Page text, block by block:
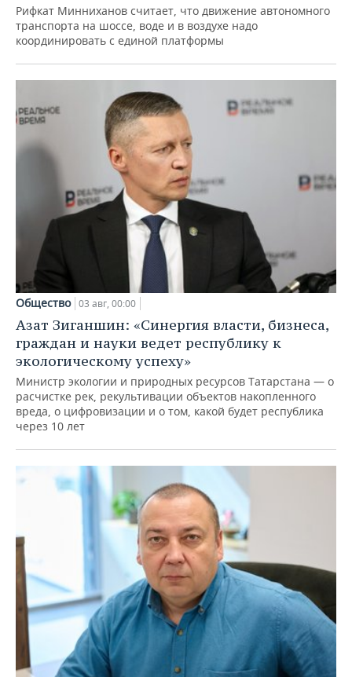
Рифкат Минниханов считает, что движение автономного
транспорта на шоссе, воде и в воздухе надо
координировать с единой платформы
Общество 03 авг, 00:00
Азат Зиганшин: «Синергия власти, бизнеса,
граждан и науки ведет республику к
экологическому успеху»
Министр экологии и природных ресурсов Татарстана — о
расчистке рек, рекультивации объектов накопленного
вреда, о цифровизации и о том, какой будет республика
через 10 лет